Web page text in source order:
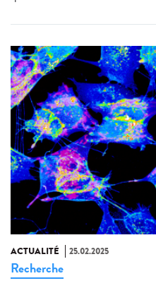
ACTUALITÉ 25.02.2025
Recherche